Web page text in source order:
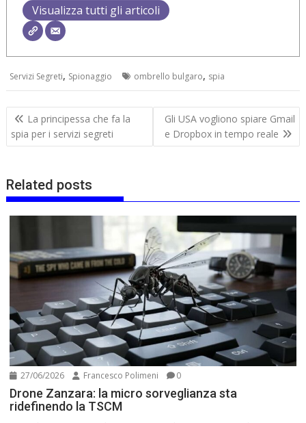
Visualizza tutti gli articoli
Servizi Segreti, Spionaggio ombrello bulgaro, spia
Navigazione
articoli
La principessa che fa la
spia per i servizi segreti
Gli USA vogliono spiare Gmail
e Dropbox in tempo reale
Related posts
27/06/2026 Francesco Polimeni 0
Drone Zanzara: la micro sorveglianza sta
ridefinendo la TSCM